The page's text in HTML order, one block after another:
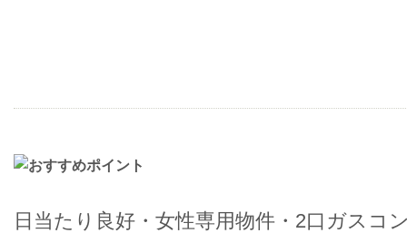
日当たり良好・女性専用物件・2口ガスコ